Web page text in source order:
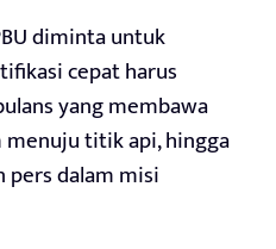
diminta untuk
cepat harus
yang membawa
menuju titik api, hingga
pers dalam misi